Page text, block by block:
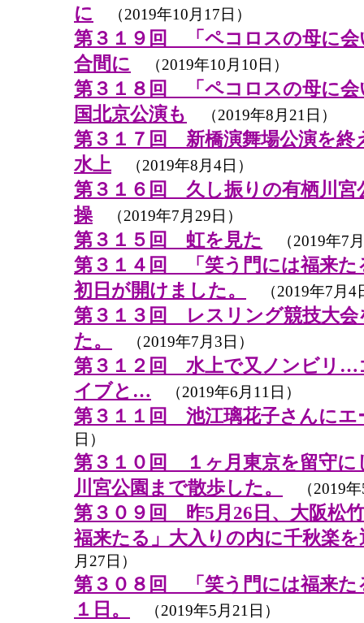
に （2019年10月17日）
第３１９回 「ペコロスの母に会
合間に （2019年10月10日）
第３１８回 「ペコロスの母に会
国北京公演も
（2019年8月21日）
第３１７回 新橋演舞場公演を終
水上 （2019年8月4日）
第３１６回 久し振りの有栖川宮
操 （2019年7月29日）
第３１５回 虹を見た （2019年7
第３１４回 「笑う門には福来た
初日が開けました。
（2019年7月4
第３１３回 レスリング競技大会
た。
（2019年7月3日）
第３１２回 水上で又ノンビリ…
イブと… （2019年6月11日）
第３１１回 池江璃花子さんにエ
日）
第３１０回 １ヶ月東京を留守に
川宮公園まで散歩した。
（2019年
第３０９回 昨5月26日、大阪松
福来たる」大入りの内に千秋楽
月27日）
第３０８回 「笑う門には福来た
１日。
（2019年5月21日）